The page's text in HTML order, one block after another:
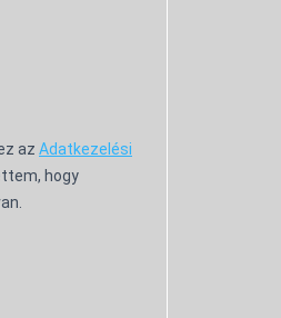
az Adatkezelési
hogy